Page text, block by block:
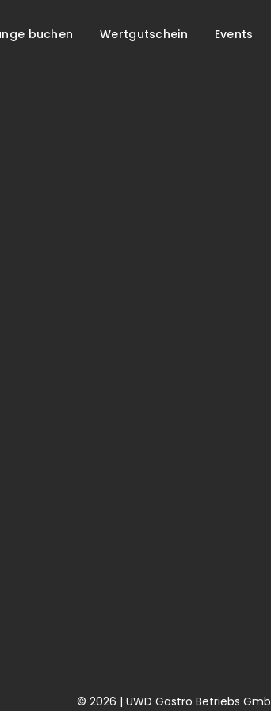
buchen Wertgutschein Events
© 2026 | UWD Gastro Betriebs